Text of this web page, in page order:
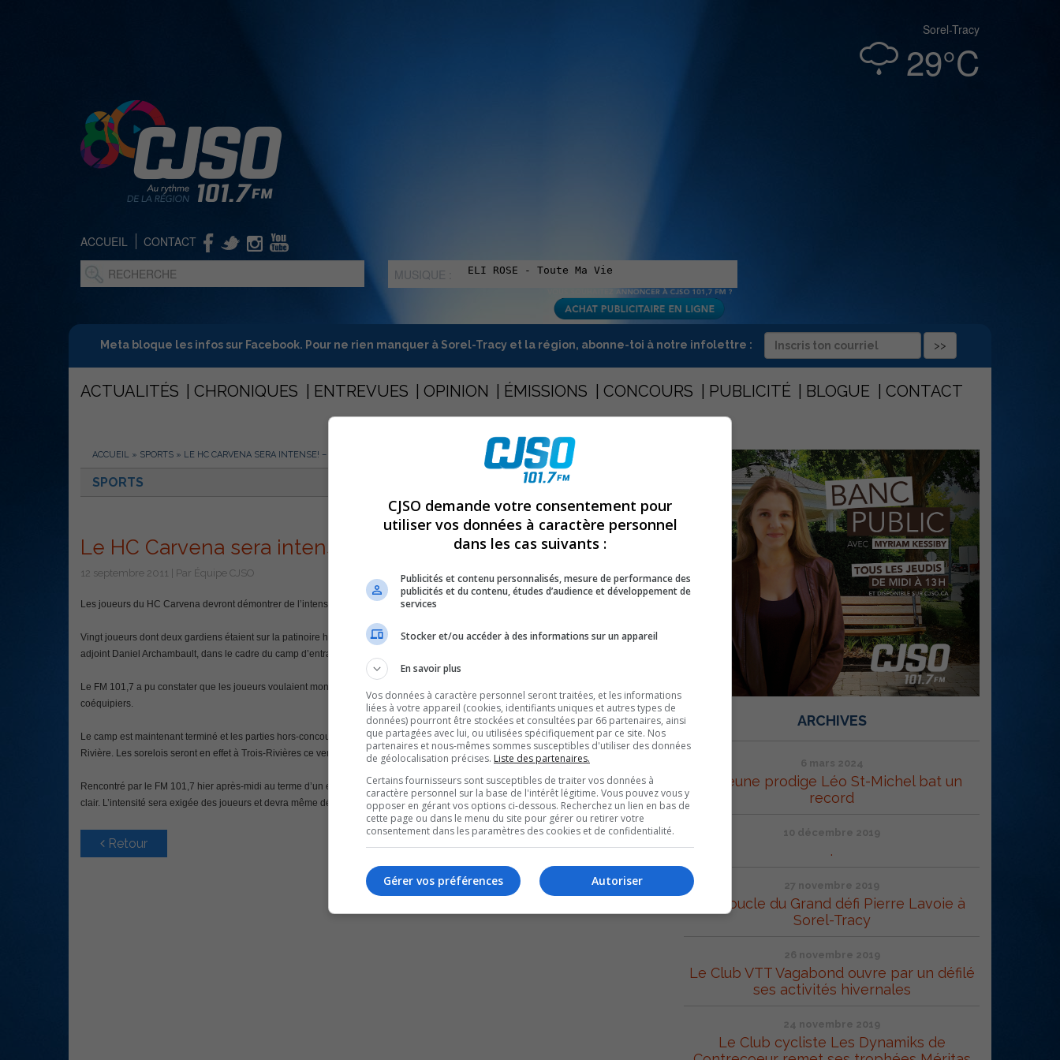
Sorel-Tracy
29°C
ACCUEIL CONTACT
MUSIQUE :
Meta bloque les infos sur Facebook. Pour ne rien manquer à Sorel-Tracy et la région, abonne-toi à notre infolettre :
ACTUALITÉS CHRONIQUES ENTREVUES OPINION ÉMISSIONS CONCOURS PUBLICITÉ BLOGUE CONTACT
ACCUEIL » SPORTS » LE HC CARVENA SERA INTENSE! – JONATHAN FOREST
SPORTS
Le HC Carvena sera intense! – Jonathan Forest
12 septembre 2011 | Par Équipe CJSO
Les joueurs du HC Carvena devront démontrer de l’intensité cette saison pour répondre aux attentes de l’entraineur-chef de l’équipe.
Vingt joueurs dont deux gardiens étaient sur la patinoire hier et participaient avec discipline aux exercices commandés par l’entraineur-
adjoint Daniel Archambault, dans le cadre du camp d’entrainement du HC Carvena qui se poursuivait cette fin de semaine….
Le FM 101,7 a pu constater que les joueurs voulaient montrer leurs capacités, n’hésitant pas à jouer très physique avec leurs éventuels
coéquipiers.
Le camp est maintenant terminé et les parties hors-concours débutent ce vendredi pour l’équipe qui fera un aller-retour Sorel-Tracy-Trois-
Rivière. Les sorelois seront en effet à Trois-Rivières ce vendredi, 20 alors que le Caron et Guay sera au Colisé Cardin le lendemain, 19h.
Rencontré par le FM 101,7 hier après-midi au terme d’un entrainement plus court que prévu mais très intense, Jonathan Forest a été très
clair. L’intensité sera exigée des joueurs et devra même définir l’identité de l’équipe.
Retour
ARCHIVES
6 mars 2024
Le jeune prodige Léo St-Michel bat un
record
10 décembre 2019
.
27 novembre 2019
La Boucle du Grand défi Pierre Lavoie à
Sorel-Tracy
26 novembre 2019
Le Club VTT Vagabond ouvre par un défilé
ses activités hivernales
24 novembre 2019
Le Club cycliste Les Dynamiks de
CJSO demande votre consentement pour
utiliser vos données à caractère personnel
dans les cas suivants :
Publicités et contenu personnalisés, mesure de performance des
publicités et du contenu, études d’audience et développement de
services
Stocker et/ou accéder à des informations sur un appareil
En savoir plus
Vos données à caractère personnel seront traitées, et les informations
liées à votre appareil (cookies, identifiants uniques et autres types de
données) pourront être stockées et consultées par 66 partenaires, ainsi
que partagées avec lui, ou utilisées spécifiquement par ce site. Nos
partenaires et nous-mêmes sommes susceptibles d'utiliser des données
de géolocalisation précises. Liste des partenaires.
Certains fournisseurs sont susceptibles de traiter vos données à
caractère personnel sur la base de l'intérêt légitime. Vous pouvez vous y
opposer en gérant vos options ci-dessous. Recherchez un lien en bas de
cette page ou dans le menu du site pour gérer ou retirer votre
consentement dans les paramètres des cookies et de confidentialité.
Autoriser
Gérer vos préférences